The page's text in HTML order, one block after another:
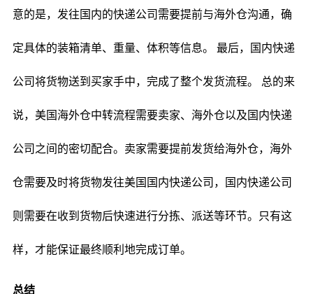
意的是，发往国内的快递公司需要提前与海外仓沟通，确
定具体的装箱清单、重量、体积等信息。 最后，国内快递
公司将货物送到买家手中，完成了整个发货流程。 总的来
说，美国海外仓中转流程需要卖家、海外仓以及国内快递
公司之间的密切配合。卖家需要提前发货给海外仓，海外
仓需要及时将货物发往美国国内快递公司，国内快递公司
则需要在收到货物后快速进行分拣、派送等环节。只有这
样，才能保证最终顺利地完成订单。
总结